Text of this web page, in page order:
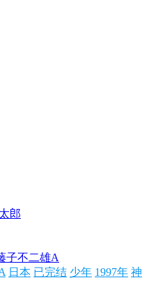
郎
子不二雄A
日本 已完结 少年 1997年 神